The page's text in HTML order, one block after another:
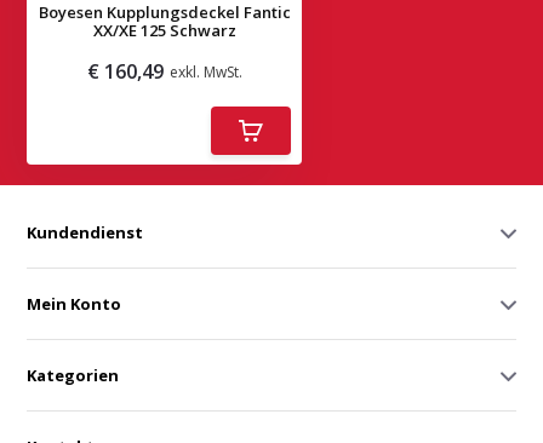
Boyesen Kupplungsdeckel Fantic
XX/XE 125 Schwarz
€ 160,49 exkl. MwSt.
Kundendienst
Mein Konto
Kategorien